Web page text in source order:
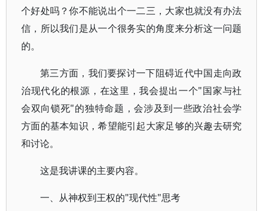
个好处吗？你不能说出个一二三，大家也就没有办法
信，所以我们是从一个很务实的角度来分析这一问题
的。
第三方面，我们要探讨一下阻碍近代中国走向政
治现代化的根源，在这里，我会提出一个"国家与社
会双向锁死"的独特命题，会涉及到一些政治社会学
方面的基本知识，希望能引起大家足够的兴趣去研究
和讨论。
这是我讲课的主要内容。
一、从神权到王权的"现代性"思考